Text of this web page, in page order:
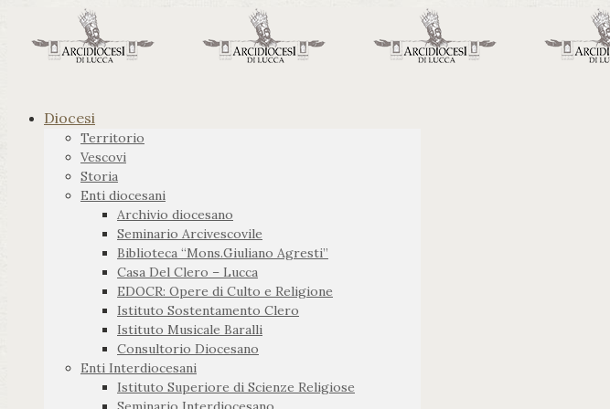
Diocesi
Territorio
Vescovi
Storia
Enti diocesani
Archivio diocesano
Seminario Arcivescovile
Biblioteca “Mons.Giuliano Agresti”
Casa Del Clero – Lucca
EDOCR: Opere di Culto e Religione
Istituto Sostentamento Clero
Istituto Musicale Baralli
Consultorio Diocesano
Enti Interdiocesani
Istituto Superiore di Scienze Religiose